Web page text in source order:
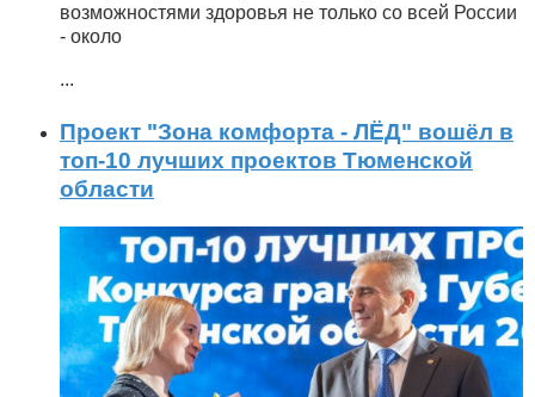
возможностями здоровья не только со всей России
- около
...
Проект "Зона комфорта - ЛЁД" вошёл в
топ-10 лучших проектов Тюменской
области